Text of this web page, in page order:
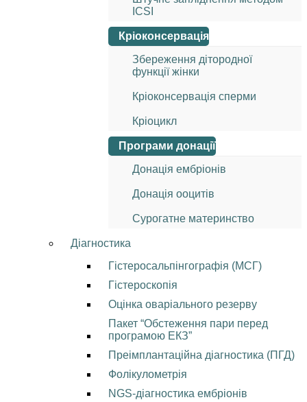
ICSI
Кріоконсервація
Збереження дітородної
функції жінки
Кріоконсервація сперми
Кріоцикл
Програми донації
Донація ембріонів
Донація ооцитів
Сурогатне материнство
Діагностика
Гістеросальпінгографія (МСГ)
Гістероскопія
Оцінка оваріального резерву
Пакет “Обстеження пари перед
програмою ЕКЗ”
Преімплантаційна діагностика (ПГД)
Фолікулометрія
NGS-діагностика ембріонів